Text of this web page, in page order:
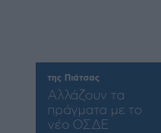
Αλλάζουν τα
πράγματα με το
νέο ΟΣΔΕ
της Πιάτσας